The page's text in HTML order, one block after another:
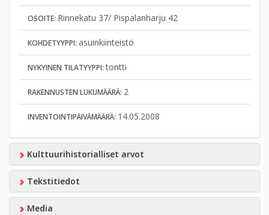
OSOITE: Rinnekatu 37/ Pispalanharju 42
KOHDETYYPPI: asuinkiinteistö
NYKYINEN TILATYYPPI:tontti
RAKENNUSTEN LUKUMÄÄRÄ: 2
INVENTOINTIPÄIVÄMÄÄRÄ: 14.05.2008
Kulttuurihistorialliset arvot
Tekstitiedot
Media